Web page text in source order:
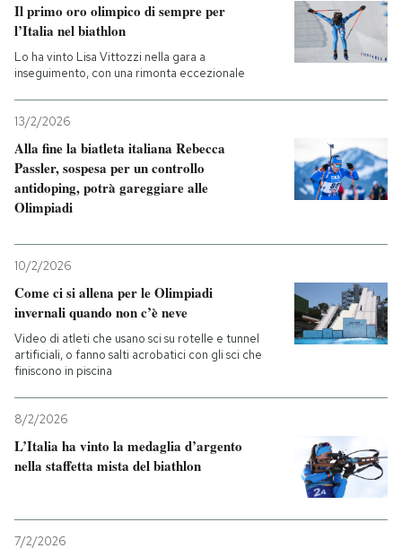
CALENDARIO
AREA PERSONALE
Entra
Il primo oro olimpico di sempre per
l’Italia nel biathlon
Lo ha vinto Lisa Vittozzi nella gara a
inseguimento, con una rimonta eccezionale
13/2/2026
Alla fine la biatleta italiana Rebecca
Passler, sospesa per un controllo
antidoping, potrà gareggiare alle
Olimpiadi
10/2/2026
Come ci si allena per le Olimpiadi
invernali quando non c’è neve
Video di atleti che usano sci su rotelle e tunnel
artificiali, o fanno salti acrobatici con gli sci che
finiscono in piscina
8/2/2026
L’Italia ha vinto la medaglia d’argento
nella staffetta mista del biathlon
7/2/2026